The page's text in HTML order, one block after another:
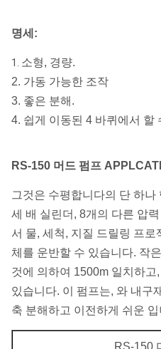
명세:
1. 소형, 경량.
2. 가동 가능한 조작
3. 좋은 분해.
4. 쉽게 이동된 4 바퀴에서 할
RS-150 머드 펌프
그것은 수평합니다의 단 하
세 배 실린더, 8개의 다른 압
서 물, 세척, 지질 드릴링 프
체를 운반할 수 있습니다. 작
것에 의하여 1500m 일치하
있습니다. 이 펌프는, 와 내구
축 분해하고 이전하게 쉬운 입
RS-150